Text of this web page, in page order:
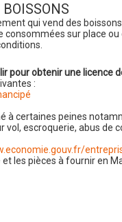
qui vend des
consommées sur place
pour obtenir une licence
:
à certaines peines
escroquerie, abus de
les pièces à fournir en